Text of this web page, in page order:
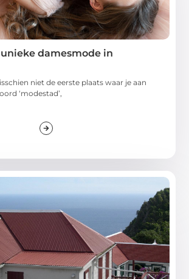
damesmode in
niet de eerste plaats waar je aan
‘modestad’,